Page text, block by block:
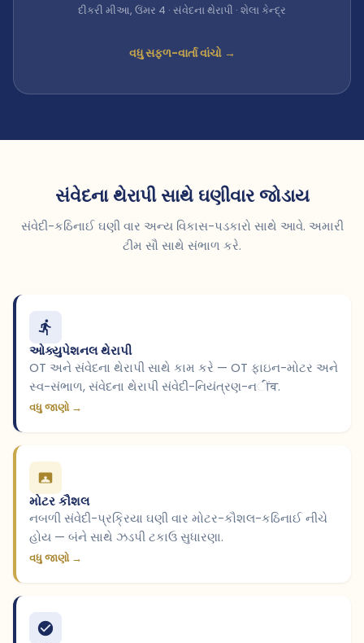
દીકરી મીઆ, ઉંમર 4 · સંવેદના થેરાપી · શેલા કેન્દ્ર
વધુ સફળ-વાર્તા વાંચો →
સંવેદના થેરાપી સાથે ઘણીવાર જોડાય
સંવેદી-કઠિનાઈ ઘણી વાર અન્ય વિકાસ-પડકારો સાથે આવે. અમારી
ટીમ સૌ સાથે સંભાળ કરે.
ઓક્યુપેશનલ થેરાપી
OT અને સંવેદના થેરાપી સાથે કામ કરે — OT ફાઇન-મોટર અને
સ્વ-સંભાળ, સંવેદના થેરાપી સંવેદી-નિયંત્રણ-નींव.
વધુ જાણો →
મોટર કૌશલ
નબળી સંવેદી-પ્રક્રિયા ઘણી વાર મોટર-કૌશલ-કઠિનાઈ નીચે
હોય — બંને સાથે ઝડપી ટકાઉ સુધારણા.
વધુ જાણો →